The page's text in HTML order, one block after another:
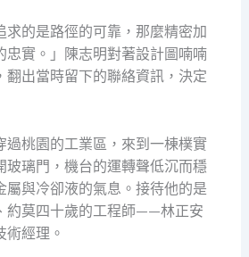
求的是路徑的可靠，那麼精密加
忠實。」陳志明對著設計圖喃喃
翻出當時留下的聯絡資訊，決定
過桃園的工業區，來到一棟樸實
玻璃門，機台的運轉聲低沉而穩
屬與冷卻液的氣息。接待他的是
約莫四十歲的工程師——林正安
術經理。